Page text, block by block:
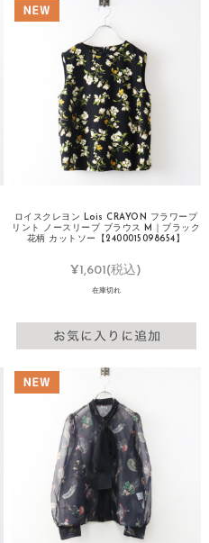
ロイスクレヨン Lois CRAYON フラワープ
リント ノースリーブ ブラウス M｜ブラック
花柄 カットソー【2400015098654】
¥1,601(税込)
在庫切れ